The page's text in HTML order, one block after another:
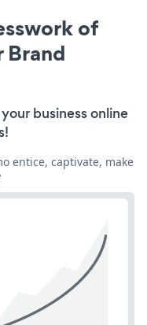
of
Brand
business online
entice, captivate, make